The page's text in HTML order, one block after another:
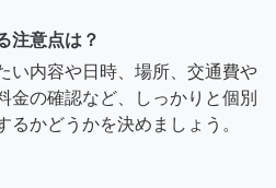
注意点は？
い内容や日時、場所、交通費や
金の確認など、しっかりと個別
かどうかを決めましょう。